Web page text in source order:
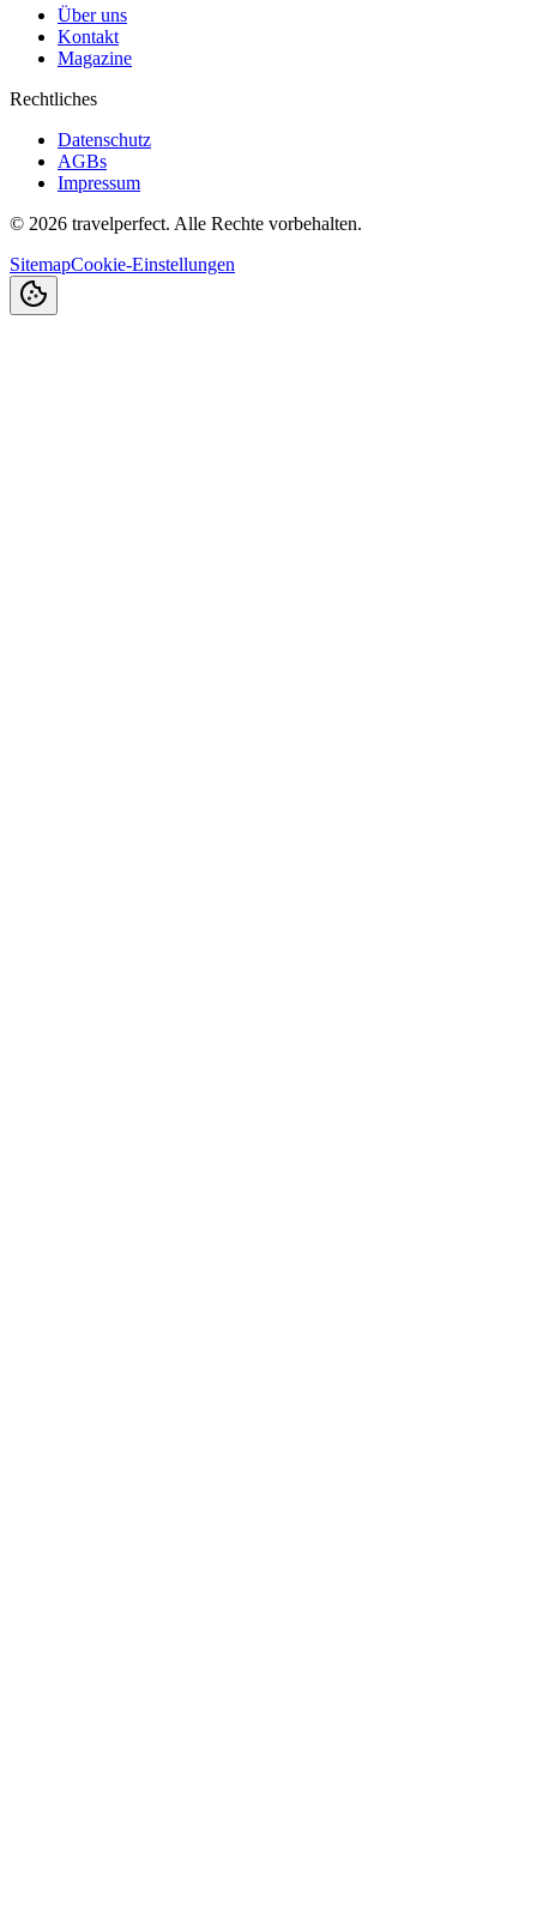
Über uns
Kontakt
Magazine
Rechtliches
Datenschutz
AGBs
Impressum
© 2026 travelperfect. Alle Rechte vorbehalten.
SitemapCookie-Einstellungen